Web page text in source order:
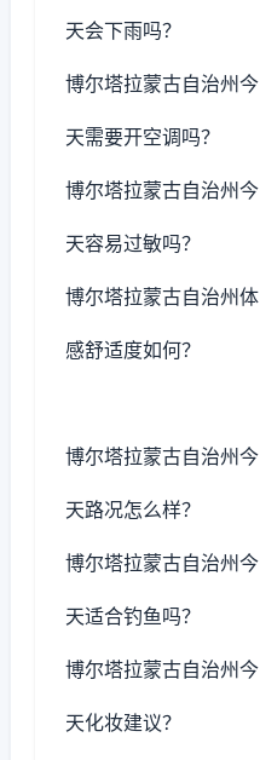
天会下雨吗？
博尔塔拉蒙古自治州今
天需要开空调吗？
博尔塔拉蒙古自治州今
天容易过敏吗？
博尔塔拉蒙古自治州体
感舒适度如何？
博尔塔拉蒙古自治州今
天路况怎么样？
博尔塔拉蒙古自治州今
天适合钓鱼吗？
博尔塔拉蒙古自治州今
天化妆建议？